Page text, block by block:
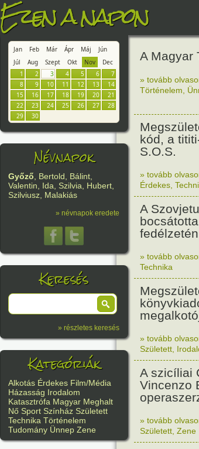
Ezen a napon
Jan Feb Már Ápr Máj
Jún
Júl
Aug Szept Okt Nov
Dec
1
2 3 4 5 6
7
8
9 10 11 12 13
14
15
16 17 18 19 20
21
22
23 24 25 26 27
28
29
30
Névnapok
Győző, Bertold, Bálint,
Valentin, Ida, Szilvia, Hubert,
Szilviusz, Malakiás
» névnapok eredete
Keresés
» részletes keresés
Kategóriák
Alkotás Érdekes Film/Média
Házasság Irodalom
Katasztrófa Magyar Meghalt
Nő Sport Színház Született
Technika Történelem
Tudomány Ünnep Zene
A Magyar
» tovább
Történelem
kód, a
S.O.S.
» tovább
Érdekes
A
» tovább
Technika
» tovább
Született
A szicíliai
Vincenzo
» tovább
Született Zene